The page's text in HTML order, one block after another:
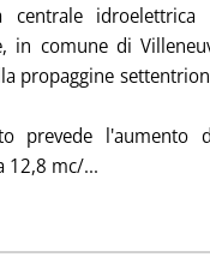
centrale
in comune di
propaggine
prevede
12,8 mc/...